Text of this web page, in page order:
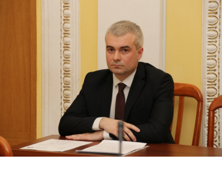
Перейти к основному содержанию